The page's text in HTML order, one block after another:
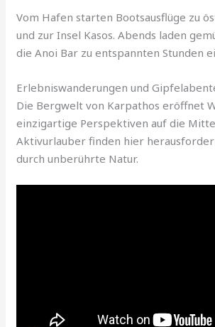
Vom Hafen starten Bootsausflüge zu
und zur Insel Kasos. Abends laden
die Anoi Bar zu entspannten Stunden
Erlebniswanderungen und
Die Bergwelt von Karpathos eröffnet
einzigartige Perspektiven auf die
Aktivurlauber finden hier
durch unberührte Natur.